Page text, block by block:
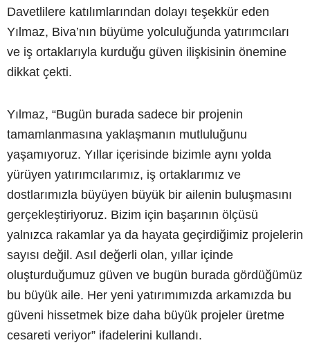
Davetlilere katılımlarından dolayı teşekkür eden
Yılmaz, Biva’nın büyüme yolculuğunda yatırımcıları
ve iş ortaklarıyla kurduğu güven ilişkisinin önemine
dikkat çekti.
Yılmaz, “Bugün burada sadece bir projenin
tamamlanmasına yaklaşmanın mutluluğunu
yaşamıyoruz. Yıllar içerisinde bizimle aynı yolda
yürüyen yatırımcılarımız, iş ortaklarımız ve
dostlarımızla büyüyen büyük bir ailenin buluşmasını
gerçekleştiriyoruz. Bizim için başarının ölçüsü
yalnızca rakamlar ya da hayata geçirdiğimiz projelerin
sayısı değil. Asıl değerli olan, yıllar içinde
oluşturduğumuz güven ve bugün burada gördüğümüz
bu büyük aile. Her yeni yatırımımızda arkamızda bu
güveni hissetmek bize daha büyük projeler üretme
cesareti veriyor” ifadelerini kullandı.